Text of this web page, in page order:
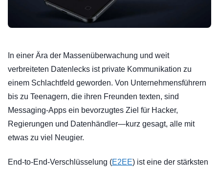
In einer Ära der Massenüberwachung und weit
verbreiteten Datenlecks ist private Kommunikation zu
einem Schlachtfeld geworden. Von Unternehmensführern
bis zu Teenagern, die ihren Freunden texten, sind
Messaging-Apps ein bevorzugtes Ziel für Hacker,
Regierungen und Datenhändler—kurz gesagt, alle mit
etwas zu viel Neugier.
End-to-End-Verschlüsselung (E2EE) ist eine der stärksten